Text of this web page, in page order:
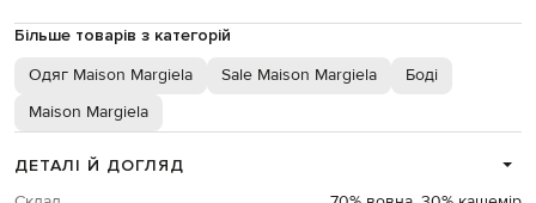
Більше товарів з категорій
Одяг Maison Margiela Sale Maison Margiela
Боді
Maison Margiela
ДЕТАЛІ Й ДОГЛЯД